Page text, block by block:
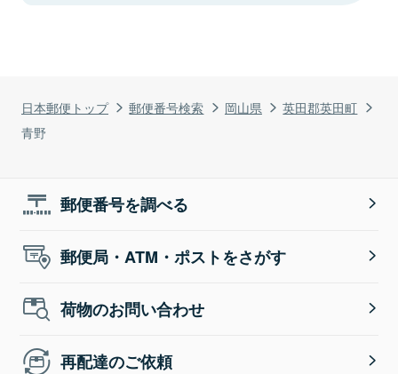
日本郵便トップ 郵便番号検索 岡山県
英田郡英田町
青野
郵便番号を調べる
郵便局・ATM・ポストをさがす
荷物のお問い合わせ
再配達のご依頼